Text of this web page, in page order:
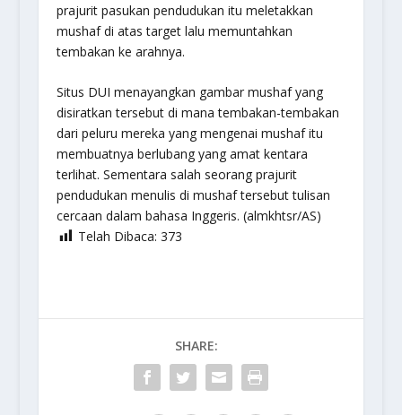
prajurit pasukan pendudukan itu meletakkan
mushaf di atas target lalu memuntahkan
tembakan ke arahnya.
Situs DUI menayangkan gambar mushaf yang
disiratkan tersebut di mana tembakan-tembakan
dari peluru mereka yang mengenai mushaf itu
membuatnya berlubang yang amat kentara
terlihat. Sementara salah seorang prajurit
pendudukan menulis di mushaf tersebut tulisan
cercaan dalam bahasa Inggeris. (almkhtsr/AS)
Telah Dibaca: 373
SHARE: